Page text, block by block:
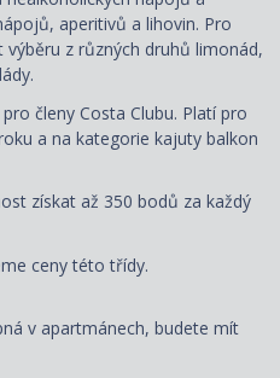
aperitivů a lihovin. Pro
z různých druhů limonád,
členy Costa Clubu. Platí pro
a na kategorie kajuty balkon
získat až 350 bodů za každý
ceny této třídy.
v apartmánech, budete mít